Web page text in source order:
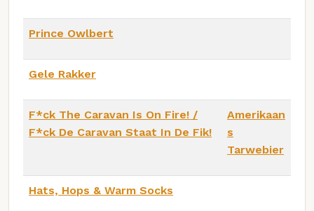
Prince Owlbert
Gele Rakker
F*ck The Caravan Is On Fire! /
F*ck De Caravan Staat In De Fik!
Amerikaan
s
Tarwebier
Hats, Hops & Warm Socks